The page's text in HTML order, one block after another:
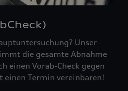
Unser
die gesamte Abnahme
einen Vorab-Check gegen
einen Termin vereinbaren!